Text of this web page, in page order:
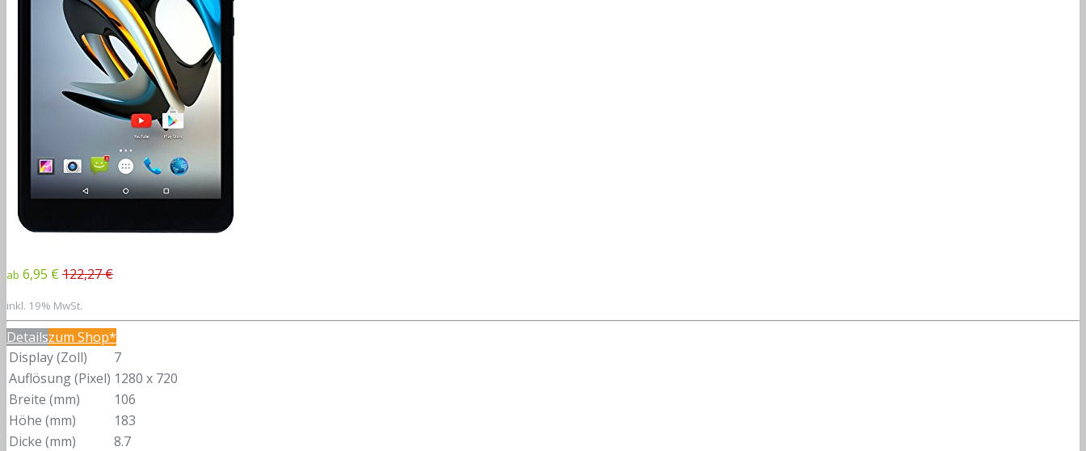
ab 6,95 € 122,27 €
inkl. 19% MwSt.
Detailszum Shop*
Display (Zoll)
7
Auflösung (Pixel) 1280 x 720
Breite (mm)
106
Höhe (mm)
183
Dicke (mm)
8.7